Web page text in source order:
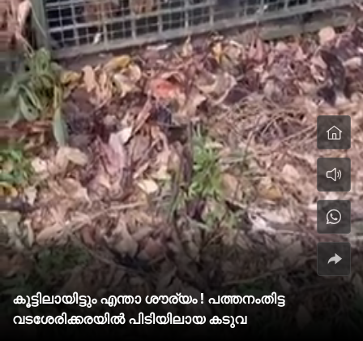
കൂട്ടിലായിട്ടും എന്താ ശൗര്യം ! പത്തനംതിട്ട
വടശേരിക്കരയില്‍ പിടിയിലായ കടുവ